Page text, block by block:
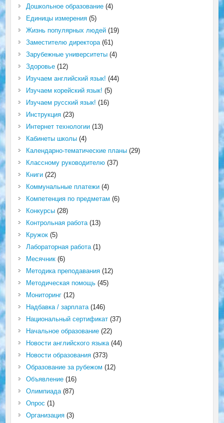
Дошкольное образование(4)
Единицы измерения(5)
Жизнь популярных людей(19)
Заместителю директора(61)
Зарубежные университеты(4)
Здоровье(12)
Изучаем английский язык! (44)
Изучаем корейский язык! (5)
Изучаем русский язык! (16)
Инструкция(23)
Интернет технологии(13)
Кабинеты школы(4)
Календарно-тематические планы(29)
Классному руководителю(37)
Книги(22)
Коммунальные платежи(4)
Компетенция по предметам (6)
Конкурсы(28)
Контрольная работа(13)
Кружок(5)
Лабораторная работа(1)
Месячник(6)
Методика преподавания(12)
Методическая помощь(45)
Мониторинг(12)
Надбавка / зарплата(146)
Национальный сертификат(37)
Начальное образование(22)
Новости английского языка(44)
Новости образования(373)
Образование за рубежом (12)
Объявление(16)
Олимпиада(87)
Опрос (1)
Организация(3)